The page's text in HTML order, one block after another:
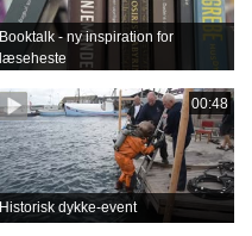
Booktalk - ny inspiration for
læseheste
00:48
Historisk dykke-event